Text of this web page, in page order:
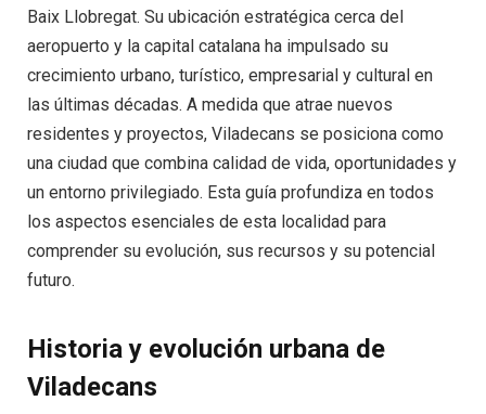
Baix Llobregat. Su ubicación estratégica cerca del
aeropuerto y la capital catalana ha impulsado su
crecimiento urbano, turístico, empresarial y cultural en
las últimas décadas. A medida que atrae nuevos
residentes y proyectos, Viladecans se posiciona como
una ciudad que combina calidad de vida, oportunidades y
un entorno privilegiado. Esta guía profundiza en todos
los aspectos esenciales de esta localidad para
comprender su evolución, sus recursos y su potencial
futuro.
Historia y evolución urbana de
Viladecans